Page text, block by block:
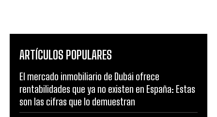
ARTÍCULOS POPULARES
El mercado inmobiliario de Dubái ofrece
rentabilidades que ya no existen en España: Estas
son las cifras que lo demuestran